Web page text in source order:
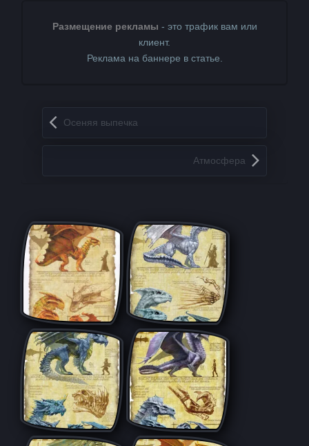
Размещение рекламы - это трафик вам или
клиент.
Реклама на баннере в статье.
Запись навигация
Осеняя выпeчка
Атмосфера